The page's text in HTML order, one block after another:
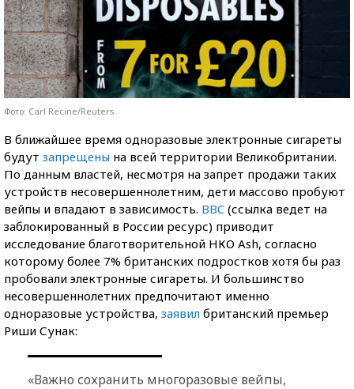
Фото: Carl Recine/Reuters
В ближайшее время одноразовые электронные сигареты
будут запрещены на всей территории Великобритании.
По данным властей, несмотря на запрет продажи таких
устройств несовершеннолетним, дети массово пробуют
вейпы и впадают в зависимость. BBC (ссылка ведет на
заблокированный в России ресурс) приводит
исследование благотворительной НКО Ash, согласно
которому более 7% британских подростков хотя бы раз
пробовали электронные сигареты. И большинство
несовершеннолетних предпочитают именно
одноразовые устройства, заявил британский премьер
Риши Сунак:
«Важно сохранить многоразовые вейпы,